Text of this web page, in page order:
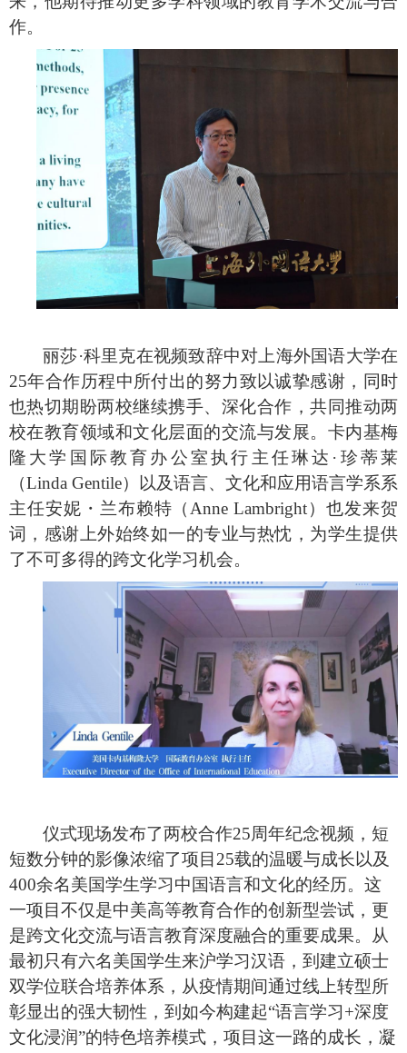
作。
丽莎·科里克在视频致辞中对上海外国语大学在
25年合作历程中所付出的努力致以诚挚感谢，同时
也热切期盼两校继续携手、深化合作，共同推动两
校在教育领域和文化层面的交流与发展。卡内基梅
隆大学国际教育办公室执行主任琳达 ·珍蒂莱
（Linda Gentile）以及语言、文化和应用语言学系系
主任安妮・兰布赖特（Anne Lambright）也发来贺
词 ， 感谢 上外始终如一的专业与热忱，为学生提供
了不可多得的跨文化学习机会。
仪式现场发布了两校合作25周年纪念视频，短
短数分钟的影像浓缩了项目25载的温暖与成长以及
400余名美国学生学习中国语言和文化的经历。这
一项目不仅是中美高等教育合作的创新型尝试，更
是跨文化交流与语言教育深度融合的重要成果。从
最初只有六名美国学生来沪学习汉语，到建立硕士
双学位联合培养体系，从疫情期间通过线上转型所
彰显出的强大韧性，到如今构建起“语言学习+深度
文化浸润”的特色培养模式，项目这一路的成长，凝